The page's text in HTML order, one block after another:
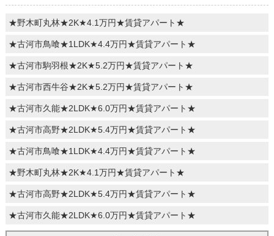
★野木町丸林★2K★4.1万円★賃貸アパート★
★古河市鳥喰★1LDK★4.4万円★賃貸アパート★
★古河市駒羽根★2K★5.2万円★賃貸アパート★
★古河市西牛谷★2K★5.2万円★賃貸アパート★
★古河市久能★2LDK★6.0万円★賃貸アパート★
★古河市高野★2LDK★5.4万円★賃貸アパート★
★古河市鳥喰★1LDK★4.4万円★賃貸アパート★
★野木町丸林★2K★4.1万円★賃貸アパート★
★古河市高野★2LDK★5.4万円★賃貸アパート★
★古河市久能★2LDK★6.0万円★賃貸アパート★